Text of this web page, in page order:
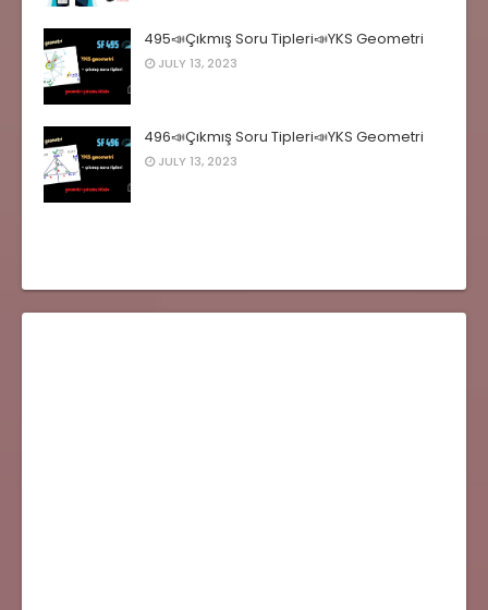
495📣Çıkmış Soru Tipleri📣YKS Geometri
JULY 13, 2023
496📣Çıkmış Soru Tipleri📣YKS Geometri
JULY 13, 2023